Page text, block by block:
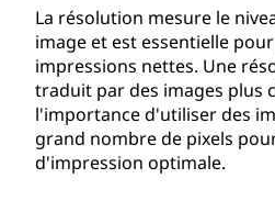
La résolution mesure le
image et est essentielle
impressions nettes. Une
traduit par des images plus
l'importance d'utiliser des
grand nombre de pixels
d'impression optimale.